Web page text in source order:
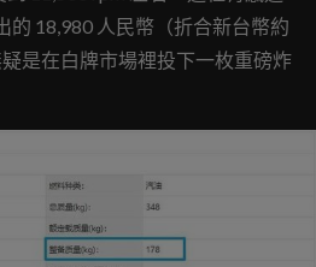
的 18,980 人民幣（折合新台幣約
是在白牌市場裡投下一枚重磅炸